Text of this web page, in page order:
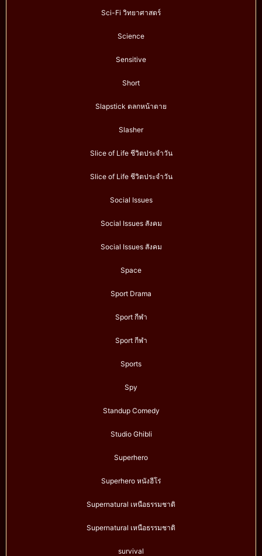
Sci-Fi วิทยาศาสตร์
Science
Sensitive
Short
Slapstick ตลกหน้าตาย
Slasher
Slice of Life ชีวิตประจำวัน
Slice of Life ชีวิตประจำวัน
Social Issues
Social Issues สังคม
Social Issues สังคม
Space
Sport Drama
Sport กีฬา
Sport กีฬา
Sports
Spy
Standup Comedy
Studio Ghibli
Superhero
Superhero หนังฮีโร่
Supernatural เหนือธรรมชาติ
Supernatural เหนือธรรมชาติ
survival